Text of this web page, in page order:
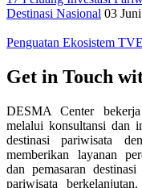
Destinasi Nasional 03
Penguatan Ekosistem
Get in Touch
DESMA Center
melalui konsultansi dan
destinasi pariwisata
memberikan layanan
dan pemasaran
pariwisata